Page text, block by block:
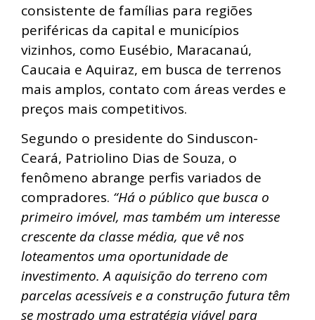
consistente de famílias para regiões
periféricas da capital e municípios
vizinhos, como Eusébio, Maracanaú,
Caucaia e Aquiraz, em busca de terrenos
mais amplos, contato com áreas verdes e
preços mais competitivos.
Segundo o presidente do Sinduscon-
Ceará, Patriolino Dias de Souza, o
fenômeno abrange perfis variados de
compradores. “Há o público que busca o
primeiro imóvel, mas também um interesse
crescente da classe média, que vê nos
loteamentos uma oportunidade de
investimento. A aquisição do terreno com
parcelas acessíveis e a construção futura têm
se mostrado uma estratégia viável para